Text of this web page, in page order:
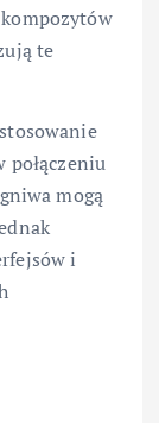
te
mogą
i